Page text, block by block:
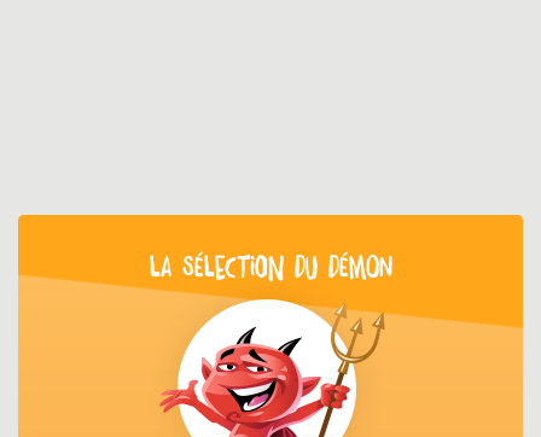
LA SÉLECTION DU DÉMON